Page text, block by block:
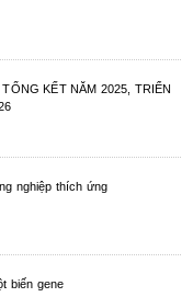
KẾT NĂM 2025, TRIỂN
nghiệp thích ứng
biến gene